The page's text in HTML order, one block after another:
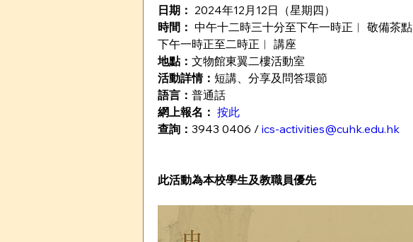
日期： 2024年12月12日（星期四）
時間： 中午十二時三十分至下午一時正︱ 敬備茶點
下午一時正至二時正︱ 講座
地點： 文物館東翼二樓活動室
活動詳情： 短講、分享及問答環節
語言： 普通話
網上報名： 按此
查詢： 3943 0406 / ics-activities@cuhk.edu.hk
此活動為本校學生及教職員優先